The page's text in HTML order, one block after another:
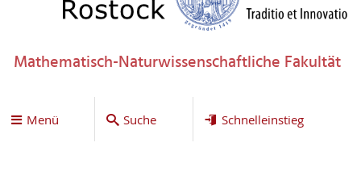
Mathematisch-Naturwissenschaftliche Fakultät
Menü Suche Schnelleinstieg